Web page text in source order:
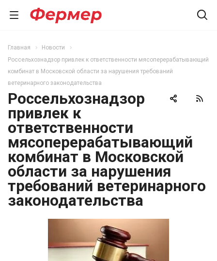
Главная
Новости
Россельхознадзор привлек к ответственности мясоперерабатывающий
комбинат в Московской области за нарушения требований
ветеринарного законодательства
Россельхознадзор
привлек к
ответственности
мясоперерабатывающий
комбинат в Московской
области за нарушения
требований ветеринарного
законодательства